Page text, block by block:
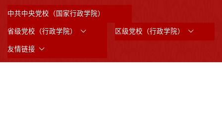
中共中央党校（国家行政学院）
省级党校（行政学院） 区级党校（行政学院）
友情链接